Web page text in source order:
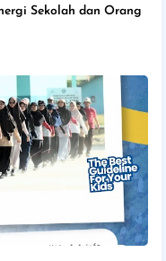
Sekolah dan Orang